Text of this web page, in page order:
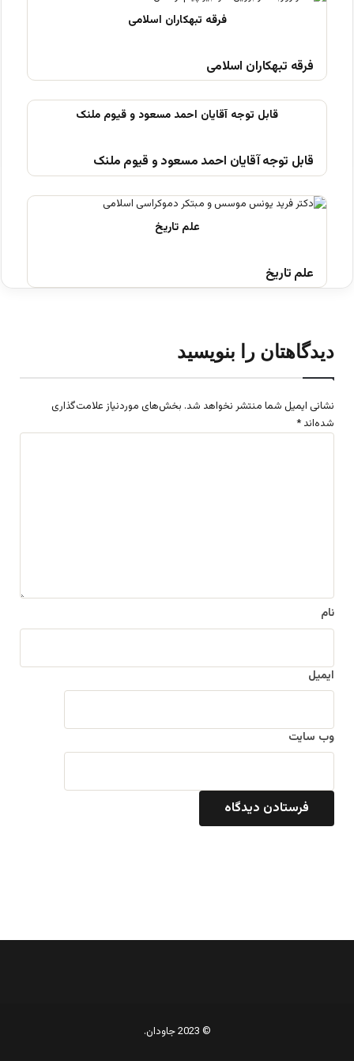
فرقه تبهکاران اسلامی
قابل توجه آقایان احمد مسعود و قیوم ملنک
علم تاریخ
دیدگاهتان را بنویسید
نشانی ایمیل شما منتشر نخواهد شد. بخش‌های موردنیاز علامت‌گذاری
شده‌اند *
نام
ایمیل
وب‌ سایت
© 2023 جاودان.